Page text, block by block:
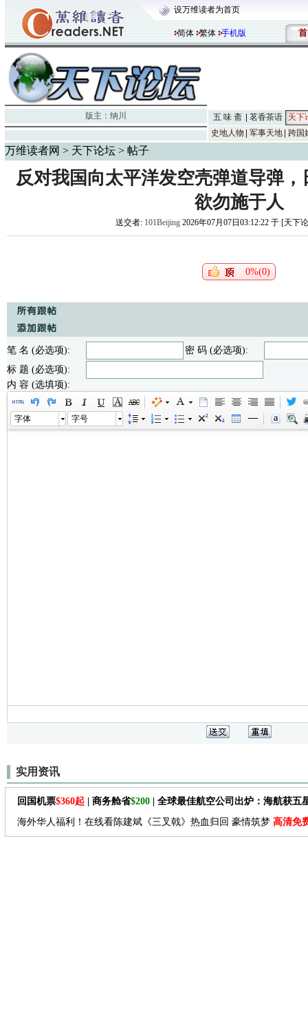
设万维读者为首页
简体 繁体 手机版 首
版主： 纳川 五 味 斋 茗香茶语
天下
史地人物
军事天地 跨国
万维读者网 > 天下论坛 > 帖子
反对我国向太平洋发空壳弹道导弹
欲勿施于人
送交者: 101Beijing2026年07月07日03:12:22 于 [天下
0%(0)
笔 名 (必选项):
密 码 (必选项):
标 题 (必选项):
内 容 (选填项):
字体 字号
实用资讯
回国机票$360起 | 商务舱省$200 | 全球最佳航空公司出炉：海航获五
海外华人福利！在线看陈建斌《三叉戟》热血归回 豪情筑梦 高清免